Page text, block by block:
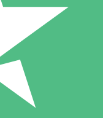
Credits. Keine